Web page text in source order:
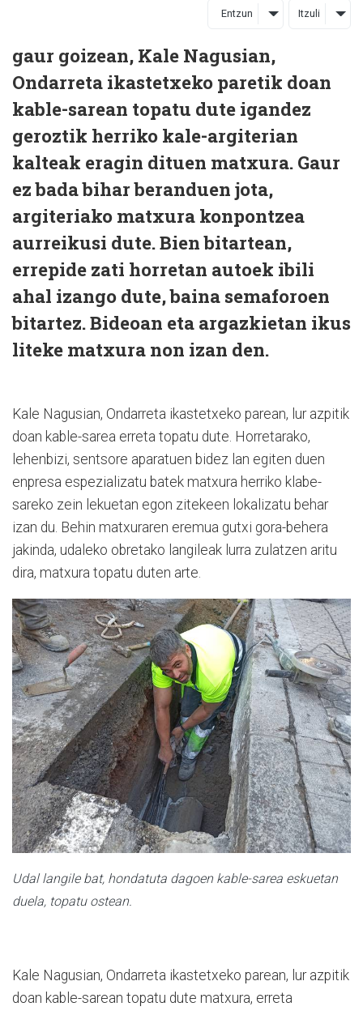
Entzun Itzuli
gaur goizean, Kale Nagusian,
Ondarreta ikastetxeko paretik doan
kable-sarean topatu dute igandez
geroztik herriko kale-argiterian
kalteak eragin dituen matxura. Gaur
ez bada bihar beranduen jota,
argiteriako matxura konpontzea
aurreikusi dute. Bien bitartean,
errepide zati horretan autoek ibili
ahal izango dute, baina semaforoen
bitartez. Bideoan eta argazkietan ikus
liteke matxura non izan den.
Kale Nagusian, Ondarreta ikastetxeko parean, lur azpitik
doan kable-sarea erreta topatu dute. Horretarako,
lehenbizi, sentsore aparatuen bidez lan egiten duen
enpresa espezializatu batek matxura herriko klabe-
sareko zein lekuetan egon zitekeen lokalizatu behar
izan du. Behin matxuraren eremua gutxi gora-behera
jakinda, udaleko obretako langileak lurra zulatzen aritu
dira, matxura topatu duten arte.
Udal langile bat, hondatuta dagoen kable-sarea eskuetan
duela, topatu ostean.
Kale Nagusian, Ondarreta ikastetxeko parean, lur azpitik
doan kable-sarean topatu dute matxura, erreta